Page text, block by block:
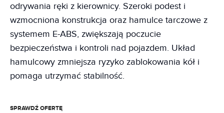
odrywania ręki z kierownicy. Szeroki podest i
wzmocniona konstrukcja oraz hamulce tarczowe z
systemem E-ABS, zwiększają poczucie
bezpieczeństwa i kontroli nad pojazdem. Układ
hamulcowy zmniejsza ryzyko zablokowania kół i
pomaga utrzymać stabilność.
SPRAWDŹ OFERTĘ